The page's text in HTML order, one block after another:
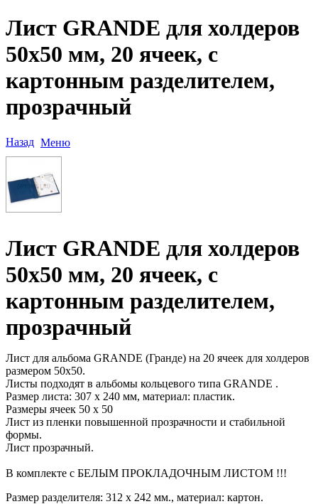
Лист GRANDE для холдеров
50х50 мм, 20 ячеек, с
картонным разделителем,
прозрачный
Назад Меню
Лист GRANDE для холдеров
50х50 мм, 20 ячеек, с
картонным разделителем,
прозрачный
Лист для альбома GRANDE (Гранде) на 20 ячеек для холдеров
размером 50х50.
Листы подходят в альбомы кольцевого типа GRANDE .
Размер листа: 307 х 240 мм, материал: пластик.
Размеры ячеек 50 х 50
Лист из пленки повышенной прозрачности и стабильной
формы.
Лист прозрачный.
В комплекте с БЕЛЫМ ПРОКЛАДОЧНЫМ ЛИСТОМ !!!
Размер разделителя: 312 х 242 мм., материал: картон.